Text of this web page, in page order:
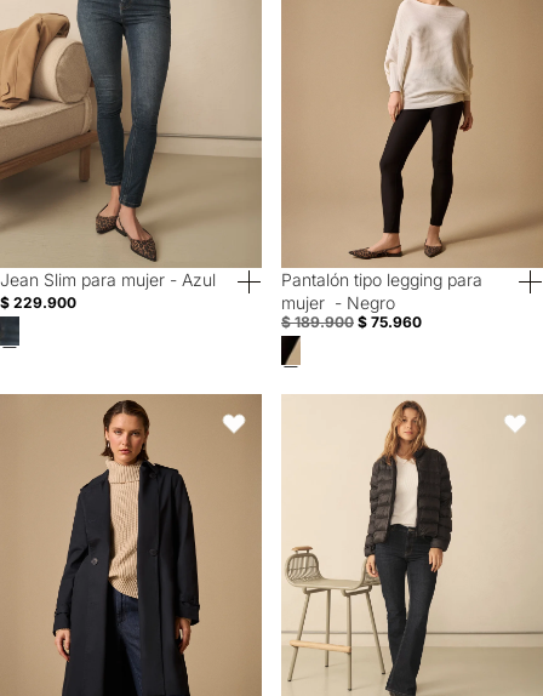
40% Off
Jean Slim para mujer - Azul
$ 229.900
60% Off
Pantalón tipo legging para
mujer - Negro
$ 189.900 $ 75.960
Trench Azul Bahía con Cinturón Ajustable - Azul
Favoritos
Jean tono oscuro para mujer -